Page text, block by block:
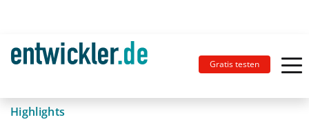
Gratis testen
Highlights